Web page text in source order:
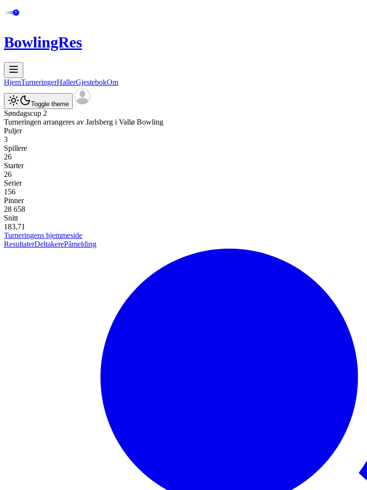
BowlingRes
HjemTurneringerHallerGjestebokOm
Toggle theme
Søndagscup 2
Turneringen arrangeres av Jarlsberg i Vallø Bowling
Puljer
3
Spillere
26
Starter
26
Serier
156
Pinner
28 658
Snitt
183,71
Turneringens hjemmeside
ResultaterDeltakerePåmelding